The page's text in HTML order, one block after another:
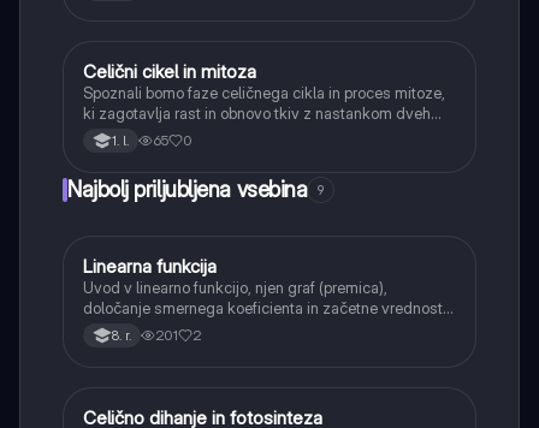
Biologija
Celični cikel in mitoza
Spoznali bomo faze celičnega cikla in proces mitoze,
ki zagotavlja rast in obnovo tkiv z nastankom dveh
identičnih hčerinskih celic.
1. l. 65 0
Najbolj priljubljena vsebina 9
Matematika
Linearna funkcija
Uvod v linearno funkcijo, njen graf (premica),
določanje smernega koeficienta in začetne vrednosti.
Učenci bodo znali narisati graf linearne funkcije.
8. r. 201 2
Naravoslovje
Celično dihanje in fotosinteza